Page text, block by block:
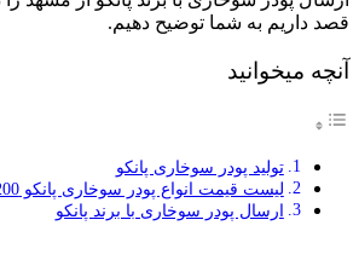
قصد داریم به شما توضیح دهیم.
آنچه میخوانید
تولید پودر سوخاری پانکو
لیست قیمت انواع پودر سوخاری پانکو 200 گرمی
ارسال پودر سوخاری با برند پانکو